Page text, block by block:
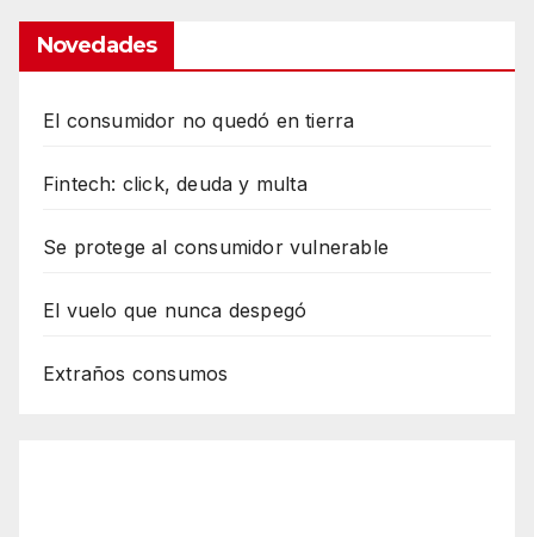
Novedades
El consumidor no quedó en tierra
Fintech: click, deuda y multa
Se protege al consumidor vulnerable
El vuelo que nunca despegó
Extraños consumos